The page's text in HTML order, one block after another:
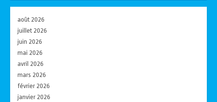
août 2026
juillet 2026
juin 2026
mai 2026
avril 2026
mars 2026
février 2026
janvier 2026